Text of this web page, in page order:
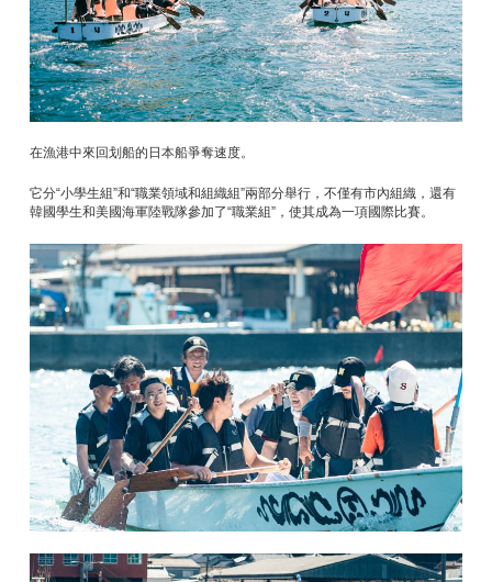
在漁港中來回划船的日本船爭奪速度。
它分“小學生組”和“職業領域和組織組”兩部分舉行，不僅有市內組織，還有
韓國學生和美國海軍陸戰隊參加了“職業組”，使其成為一項國際比賽。